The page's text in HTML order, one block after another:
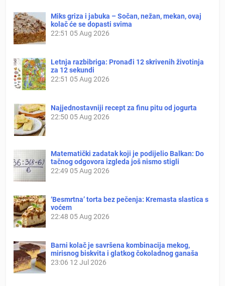
Miks griza i jabuka – Sočan, nežan, mekan, ovaj
kolač će se dopasti svima
22:51 05 Aug 2026
Letnja razbibriga: Pronađi 12 skrivenih životinja
za 12 sekundi
22:51 05 Aug 2026
Najjednostavniji recept za finu pitu od jogurta
22:50 05 Aug 2026
Matematički zadatak koji je podijelio Balkan: Do
tačnog odgovora izgleda još nismo stigli
22:49 05 Aug 2026
‘Besmrtna’ torta bez pečenja: Kremasta slastica s
voćem
22:48 05 Aug 2026
Barni kolač je savršena kombinacija mekog,
mirisnog biskvita i glatkog čokoladnog ganaša
23:06 12 Jul 2026